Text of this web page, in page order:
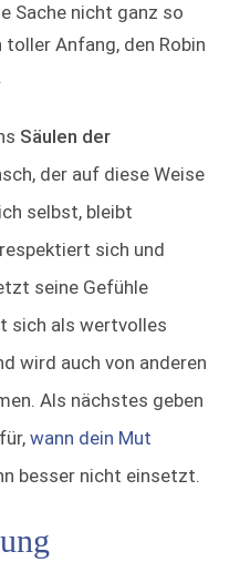
Sache nicht ganz so
Anfang, den Robin
Säulen der
der auf diese Weise
selbst, bleibt
sich und
seine Gefühle
sich als wertvolles
wird auch von anderen
Als nächstes geben
wann dein Mut
besser nicht einsetzt.